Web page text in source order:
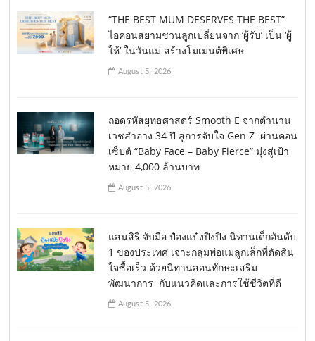
“THE BEST MUM DESERVES THE BEST”
ไอคอนสยามชวนลูกเปลี่ยนจาก ‘ผู้รับ’ เป็น ‘ผู้
ให้’ ในวันแม่ สร้างโมเมนต์พิเศษ
August 5, 2026
ถอดรหัสยุทธศาสตร์ Smooth E จากตำนาน
เวชสำอาง 34 ปี สู่การจับใจ Gen Z ผ่านคอน
เซ็ปต์ “Baby Face – Baby Fierce” มุ่งสู่เป้า
หมาย 4,000 ล้านบาท
August 5, 2026
แสนสิริ จับมือ ป๋องแป๋งปิงปิง นิทานเด็กอันดับ
1 ของประเทศ เจาะกลุ่มพ่อแม่ลูกเล็กที่ตัดสิน
ใจซื้อเร็ว ด้วยนิทานสอนทักษะเสริม
พัฒนาการ กับแนวคิดและการใช้ชีวิตที่ดี
August 5, 2026